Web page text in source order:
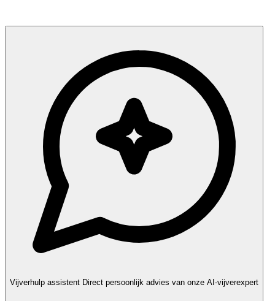
Vijverhulp assistent Direct persoonlijk advies van onze AI-vijverexpert